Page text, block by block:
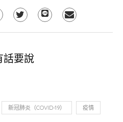
話要說
新冠肺炎（COVID-19） 疫情